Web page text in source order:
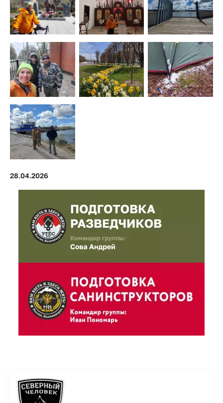
28.04.2026